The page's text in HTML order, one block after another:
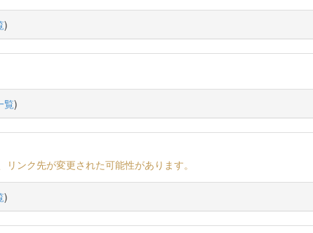
)
覧)
ンク先が変更された可能性があります。
)